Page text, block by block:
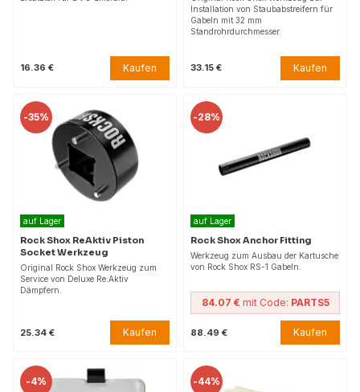
16.36 € Kaufen
Installation von Staubabstreifern für
Gabeln mit 32 mm
Standrohrdurchmesser.
33.15 € Kaufen
-35%
auf Lager
Rock Shox ReAktiv Piston
Socket Werkzeug
Original Rock Shox Werkzeug zum
Service von Deluxe Re:Aktiv
Dämpfern.
25.34 € Kaufen
-28%
auf Lager
Rock Shox Anchor Fitting
Werkzeug zum Ausbau der Kartusche
von Rock Shox RS-1 Gabeln.
84.07 € mit Code: PARTS5
88.49 € Kaufen
-4% -44%